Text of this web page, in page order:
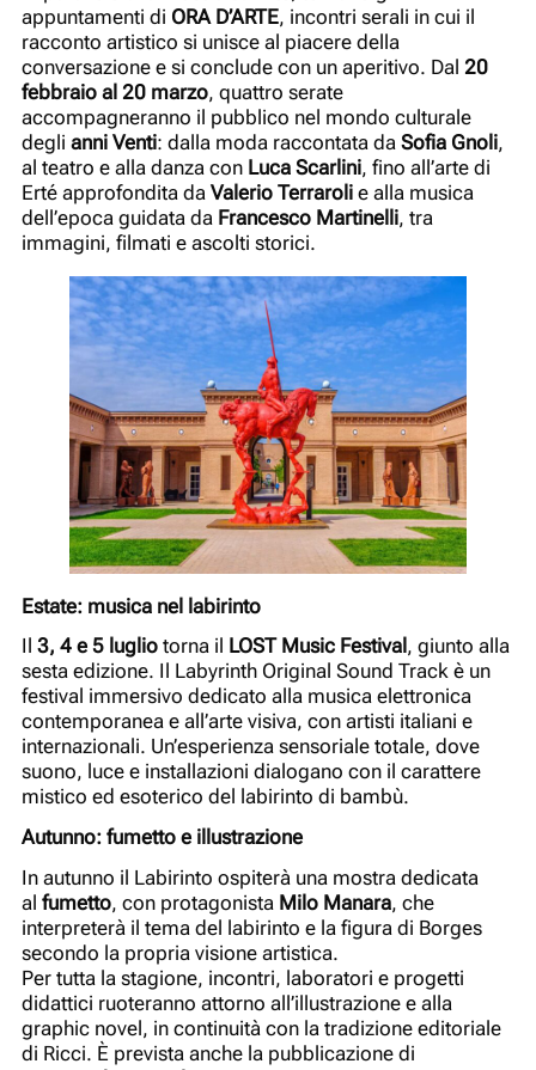
appuntamenti di ORA D’ARTE, incontri serali in cui il
racconto artistico si unisce al piacere della
conversazione e si conclude con un aperitivo. Dal 20
febbraio al 20 marzo, quattro serate
accompagneranno il pubblico nel mondo culturale
degli anni Venti: dalla moda raccontata da Sofia Gnoli,
al teatro e alla danza con Luca Scarlini, fino all’arte di
Erté approfondita da Valerio Terrarolie alla musica
dell’epoca guidata da Francesco Martinelli, tra
immagini, filmati e ascolti storici.
Estate: musica nel labirinto
Il 3, 4 e 5 lugliotorna il LOST Music Festival , giunto alla
sesta edizione. Il Labyrinth Original Sound Track è un
festival immersivo dedicato alla musica elettronica
contemporanea e all’arte visiva, con artisti italiani e
internazionali. Un’esperienza sensoriale totale, dove
suono, luce e installazioni dialogano con il carattere
mistico ed esoterico del labirinto di bambù.
Autunno: fumetto e illustrazione
In autunno il Labirinto ospiterà una mostra dedicata
al fumetto, con protagonista Milo Manara, che
interpreterà il tema del labirinto e la figura di Borges
secondo la propria visione artistica.
Per tutta la stagione, incontri, laboratori e progetti
didattici ruoteranno attorno all’illustrazione e alla
graphic novel, in continuità con la tradizione editoriale
di Ricci. È prevista anche la pubblicazione di